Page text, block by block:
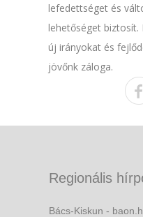
lefedettséget és
lehetőséget biztosít.
új irányokat és
jövőnk záloga.
Regionális
Bács-Kiskun -